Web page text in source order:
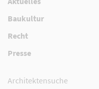
Baukultur
Recht
Presse
Architektensuche